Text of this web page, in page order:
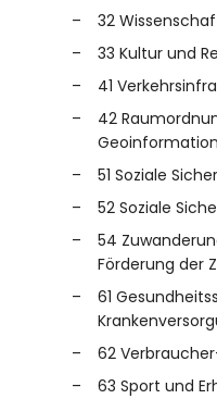
32
33 Kultur und
41
42
Geoinformation
51 Soziale
52 Soziale
54
Förderung der
61
62
63 Sport und